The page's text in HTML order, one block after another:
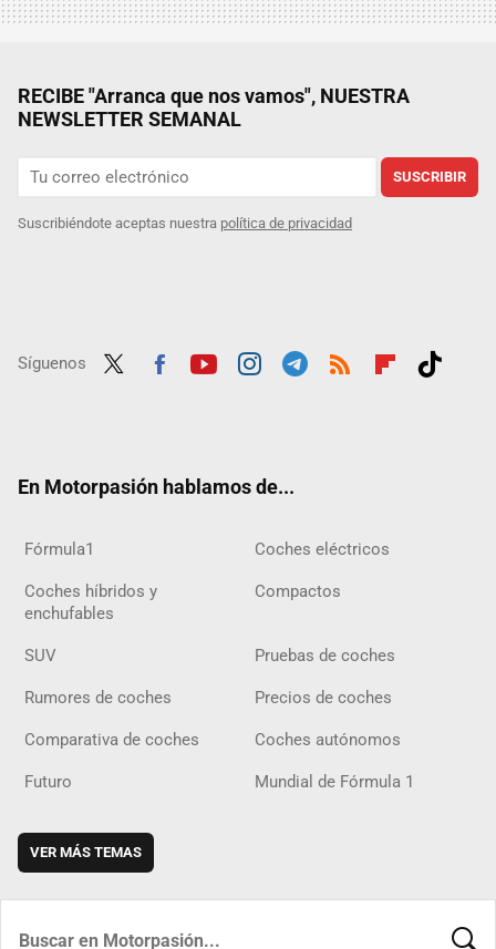
RECIBE "Arranca que nos vamos", NUESTRA
NEWSLETTER SEMANAL
SUSCRIBIR
Suscribiéndote aceptas nuestra política de privacidad
Síguenos
En Motorpasión hablamos de...
Fórmula1 Coches eléctricos
Coches híbridos y
enchufables
Compactos
SUV Pruebas de coches
Rumores de coches Precios de coches
Comparativa de coches Coches autónomos
Futuro Mundial de Fórmula 1
VER MÁS TEMAS